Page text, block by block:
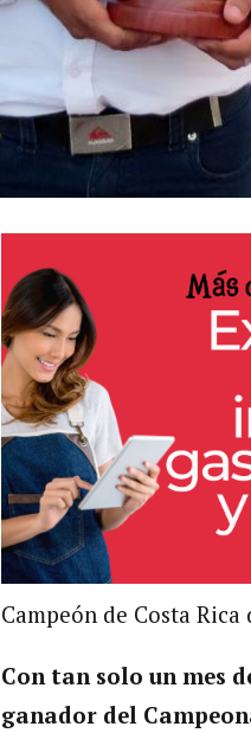
Campeón de Costa
Con tan solo un mes
ganador del